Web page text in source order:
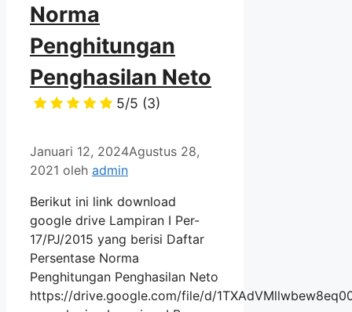
Norma
Penghitungan
Penghasilan Neto
5/5 (3)
Januari 12, 2024Agustus 28,
2021 oleh admin
Berikut ini link download
google drive Lampiran I Per-
17/PJ/2015 yang berisi Daftar
Persentase Norma
Penghitungan Penghasilan Neto
https://drive.google.com/file/d/